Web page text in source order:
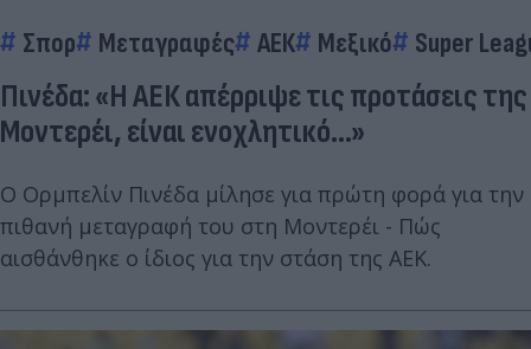
Σπορ Μεταγραφές ΑΕΚ Μεξικό Super
Πινέδα: «Η ΑΕΚ απέρριψε τις προτάσεις της
Μοντερέι, είναι ενοχλητικό...»
Ο Ορμπελίν Πινέδα μίλησε για πρώτη φορά για την
πιθανή μεταγραφή του στη Μοντερέι - Πώς
αισθάνθηκε ο ίδιος για την στάση της ΑΕΚ.